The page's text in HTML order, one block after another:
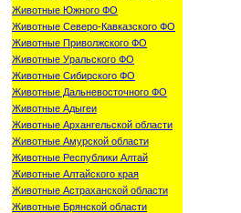
Животные Южного ФО
Животные Северо-Кавказского ФО
Животные Приволжского ФО
Животные Уральского ФО
Животные Сибирского ФО
Животные Дальневосточного ФО
Животные Адыгеи
Животные Архангельской области
Животные Амурской области
Животные Республики Алтай
Животные Алтайского края
Животные Астраханской области
Животные Брянской области